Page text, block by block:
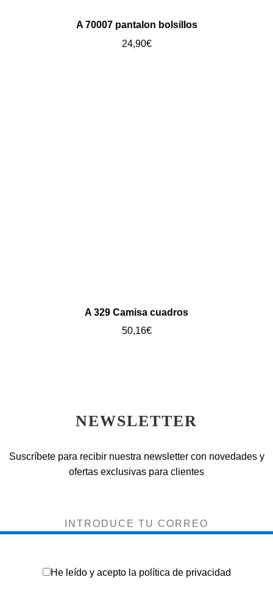
A 70007 pantalon bolsillos
24,90€
A 329 Camisa cuadros
50,16€
NEWSLETTER
Suscríbete para recibir nuestra newsletter con novedades y
ofertas exclusivas para clientes
He leído y acepto la política de privacidad